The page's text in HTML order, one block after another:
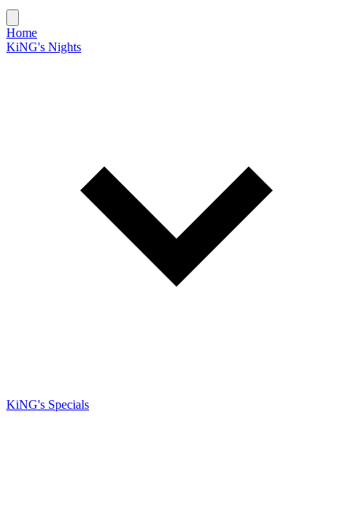
Home
KiNG's Nights
KiNG's Specials